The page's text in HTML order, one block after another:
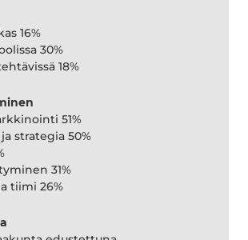
16%
30%
18%
51%
strategia 50%
31%
tiimi 26%